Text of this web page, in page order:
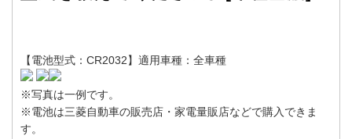
【電池型式：CR2032】適用車種：全車種
※写真は一例です。
※電池は三菱自動車の販売店・家電量販店などで購入できま
す。